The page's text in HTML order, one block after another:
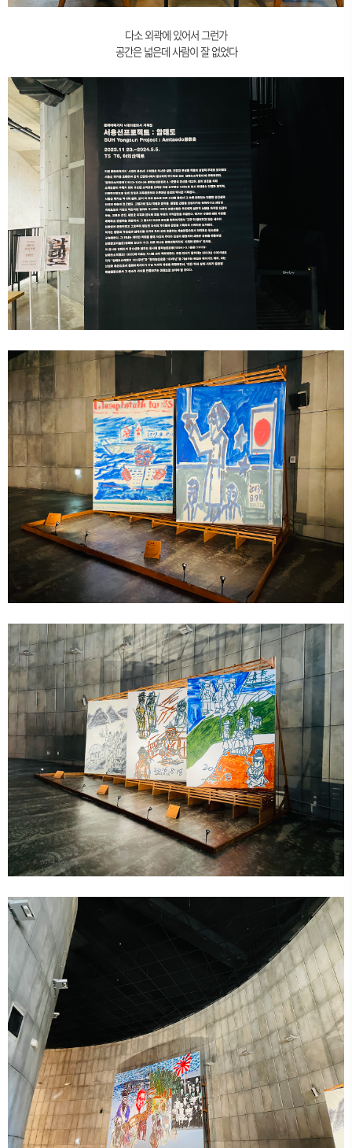
다소 외곽에 있어서 그런가
공간은 넓은데 사람이 잘 없었다